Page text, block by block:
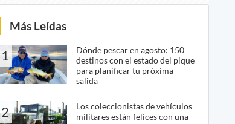
Más Leídas
1
Dónde pescar en agosto: 150
destinos con el estado del pique
para planificar tu próxima
salida
2
Los coleccionistas de vehículos
militares están felices con una